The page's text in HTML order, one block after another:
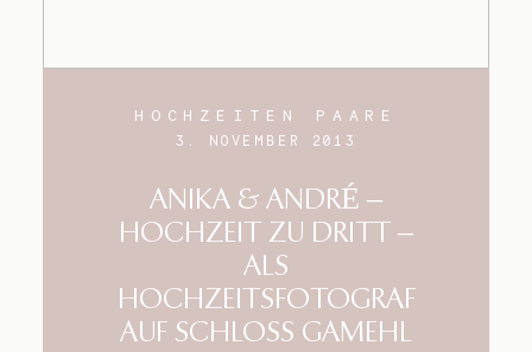
HOCHZEITEN PAARE
3. NOVEMBER 2013
ANIKA & ANDRÉ –
HOCHZEIT ZU DRITT –
ALS
HOCHZEITSFOTOGRAF
AUF SCHLOSS GAMEHL